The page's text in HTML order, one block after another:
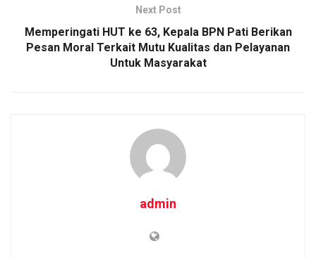
Next Post
Memperingati HUT ke 63, Kepala BPN Pati Berikan
Pesan Moral Terkait Mutu Kualitas dan Pelayanan
Untuk Masyarakat
admin